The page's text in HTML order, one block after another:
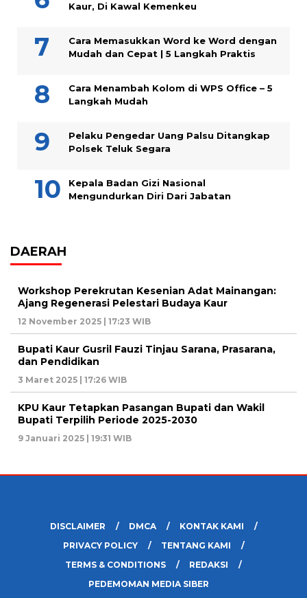
Kaur, Di Kawal Kemenkeu
Cara Memasukkan Word ke Word dengan
Mudah dan Cepat | 5 Langkah Praktis
Cara Menambah Kolom di WPS Office – 5
Langkah Mudah
Pelaku Pengedar Uang Palsu Ditangkap
Polsek Teluk Segara
Kepala Badan Gizi Nasional
Mengundurkan Diri Dari Jabatan
DAERAH
Workshop Perekrutan Kesenian Adat Mainangan:
Ajang Regenerasi Pelestari Budaya Kaur
12 November 2025 | 17:23 WIB
Bupati Kaur Gusril Fauzi Tinjau Sarana, Prasarana,
dan Pendidikan
3 Maret 2025 | 17:26 WIB
KPU Kaur Tetapkan Pasangan Bupati dan Wakil
Bupati Terpilih Periode 2025-2030
9 Januari 2025 | 19:31 WIB
DISCLAIMER DMCA
KONTAK KAMI
PRIVACY POLICY
TENTANG KAMI
TERMS & CONDITIONS
REDAKSI
PEDEMOMAN MEDIA SIBER